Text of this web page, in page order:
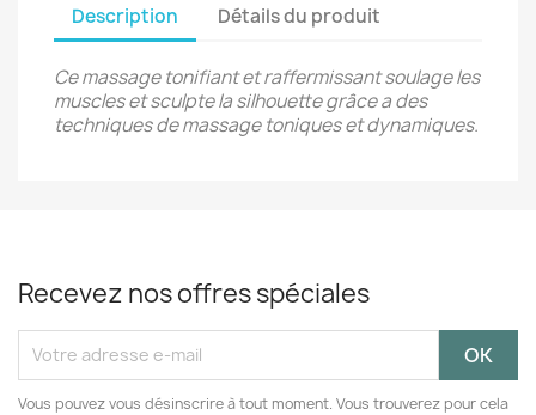
Description Détails du produit
Ce massage tonifiant et raffermissant soulage les
muscles et sculpte la silhouette grâce a des
techniques de massage toniques et dynamiques.
Recevez nos offres spéciales
Vous pouvez vous désinscrire à tout moment. Vous trouverez pour cela